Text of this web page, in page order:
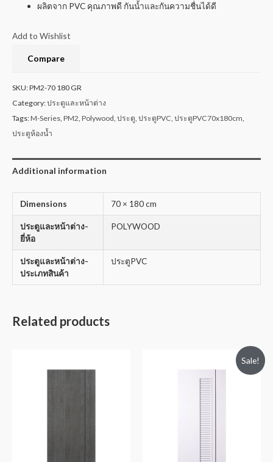
ผลิตจาก PVC คุณภาพดี กันน้ำและกันความชื่นได้ดี
Add to Wishlist
Compare
SKU:PM2-70 180 GR
Category:ประตูและหน้าต่าง
Tags:M-Series, PM2, Polywood, ประตู, ประตูPVC, ประตูPVC70x180cm,
ประตูห้องน้ำ
Additional information
Dimensions 70 × 180 cm
ประตูและหน้าต่าง-
ยี่ห้อ
POLYWOOD
ประตูและหน้าต่าง-
ประเภทสินค้า
ประตูPVC
Related products
Sale!